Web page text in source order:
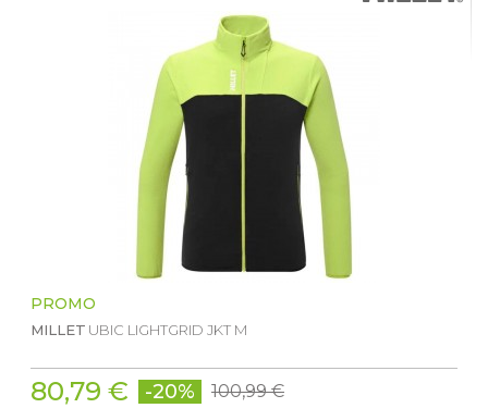
PROMO
MILLET UBIC LIGHTGRID JKT M
80,79 € -20% 100,99 €